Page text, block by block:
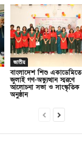
জাতীয়
বাংলাদেশ শিশু একাডেমিতে
জুলাই গণ-অভ্যুত্থান স্মরণে
আলোচনা সভা ও সাংস্কৃতিক
অনুষ্ঠান